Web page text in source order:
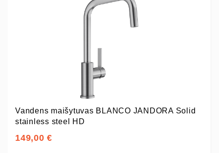
Vandens maišytuvas BLANCO JANDORA Solid
stainless steel HD
149,00 €